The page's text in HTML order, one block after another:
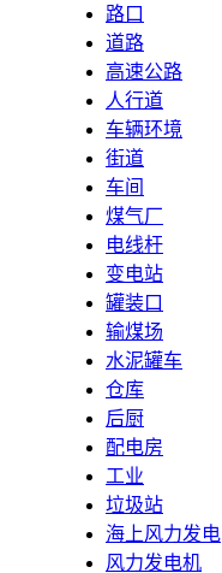
路口
道路
高速公路
人行道
车辆环境
街道
车间
煤气厂
电线杆
变电站
罐装口
输煤场
水泥罐车
仓库
后厨
配电房
工业
垃圾站
海上风力发电
风力发电机